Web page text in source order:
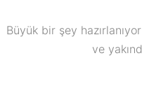
Büyük bir şey
ve